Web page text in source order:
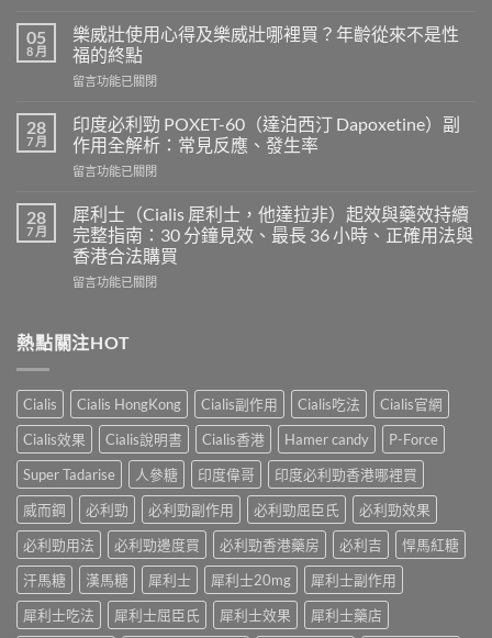
品
印
度
超
希
愛
力
混
片
雙
效
利
果
樣？
副
作
用
大
嗎？〉
05
8 月
樂威壯使用心得及樂威壯哪裡買？年齡從來不是性
福的終點
在
威
壯
使
用
得
及
樂
威
壯
買？
從
來
不
是
性
福
終
點〉
中
留言功能已關閉
28
7 月
印度必利勁 POXET-60（達泊西汀 Dapoxetine）副
作用全解析：常見反應、發生率
在
度
必
利
勁
POXET-
西
副
作
用
全
解
析：
見
反
應、
生
率〉
留言功能已關閉
28
7 月
犀利士（Cialis 犀利士，他達拉非）起效與藥效持續
完整指南：30 分鐘見效、最長 36 小時、正確用法與
香港合法購買
在
士
（Cialis
利
士，
他
達
拉
非）
效
與
藥
持
續
留言功能已關閉
熱點關注HOT
Cialis Cialis HongKong Cialis副作用 Cialis吃法
Cialis官網
Cialis效果
Cialis說明書 Cialis香港 Hamer candy
P-Force
Super Tadarise
人參糖 印度偉哥
印度必利勁香港哪裡買
威而鋼
必利勁 必利勁副作用 必利勁屈臣氏
必利勁效果
必利勁用法
必利勁邊度買 必利勁香港藥房 必利吉
悍馬紅糖
汗馬糖
漢馬糖 犀利士 犀利士20mg
犀利士副作用
犀利士吃法
犀利士屈臣氏 犀利士效果 犀利士藥店